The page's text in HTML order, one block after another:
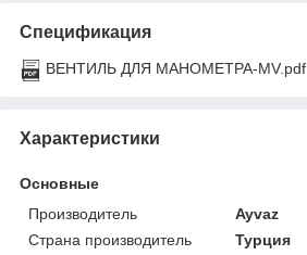
Спецификация
ВЕНТИЛЬ ДЛЯ МАНОМЕТРА-MV.pdf
Характеристики
Основные
Производитель
Ayvaz
Страна производитель
Турция